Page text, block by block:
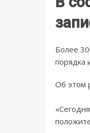
Более
порядка
Об этом